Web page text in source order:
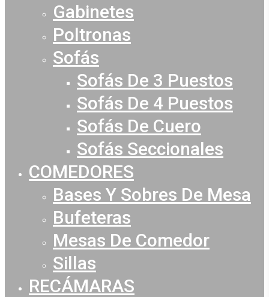
Gabinetes
Poltronas
Sofás
Sofás De 3 Puestos
Sofás De 4 Puestos
Sofás De Cuero
Sofás Seccionales
COMEDORES
Bases Y Sobres De Mesa
Bufeteras
Mesas De Comedor
Sillas
RECÁMARAS